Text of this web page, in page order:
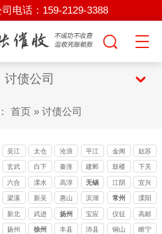
电话： 159-2129-3388
讨债公司
首页» 讨债公司
吴江
讨债
公司
太仓
讨债
公司
沧浪
要债
公司
平江
追债
公司
金阊
要账
公司
姑苏
催债
公司
玄武
讨债
公司
白下
讨债
公司
秦淮
讨债
公司
建邺
讨债
公司
鼓楼
讨债
公司
下关
讨债
公司
六合
讨债
公司
溧水
讨债
公司
高淳
讨债
公司
无锡
江阴
讨债
公司
宜兴
讨债
公司
梁溪
讨债
公司
新吴
讨债
公司
惠山
讨债
公司
滨湖
讨债
公司
常州 溧阳
新北
讨债
武进
讨债
扬州
宝应
讨债
仪征
讨债
高邮
扬州 徐州 丰县 沛县 铜山 睢宁